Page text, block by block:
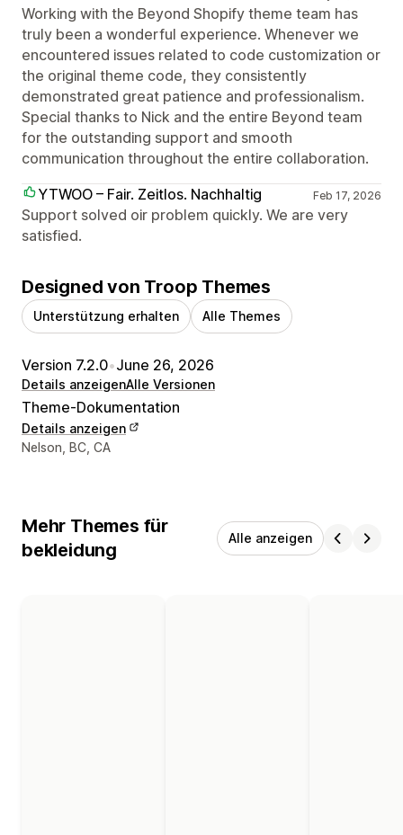
Working with the Beyond Shopify theme team has
truly been a wonderful experience. Whenever we
encountered issues related to code customization or
the original theme code, they consistently
demonstrated great patience and professionalism.
Special thanks to Nick and the entire Beyond team
for the outstanding support and smooth
communication throughout the entire collaboration.
YTWOO – Fair. Zeitlos. Nachhaltig
Feb 17, 2026
Support solved oir problem quickly. We are very
satisfied.
Designed von Troop Themes
Unterstützung erhalten Alle Themes
Version 7.2.0•June 26, 2026
Details anzeigenAlle Versionen
Theme-Dokumentation
Details anzeigen
Designer-Kontaktdaten
Nelson, BC, CA
Mehr Themes für
bekleidung
Alle anzeigen